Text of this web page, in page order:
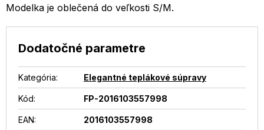
Modelka je oblečená do veľkosti S/M.
Dodatočné parametre
Kategória: Elegantné teplákové súpravy
Kód: FP-2016103557998
EAN: 2016103557998